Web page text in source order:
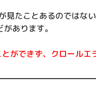
見たことあるのではな
あります。
ができず、クロールエ